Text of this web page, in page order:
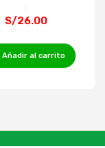
S/26.00
Añadir al carrito